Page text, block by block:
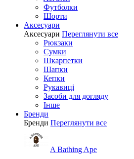
Футболки
Шорти
Аксесуари
Аксесуари Переглянути все
Рюкзаки
Сумки
Шкарпетки
Шапки
Кепки
Рукавиці
Засоби для догляду
Інше
Бренди
Бренди Переглянути все
A Bathing Ape